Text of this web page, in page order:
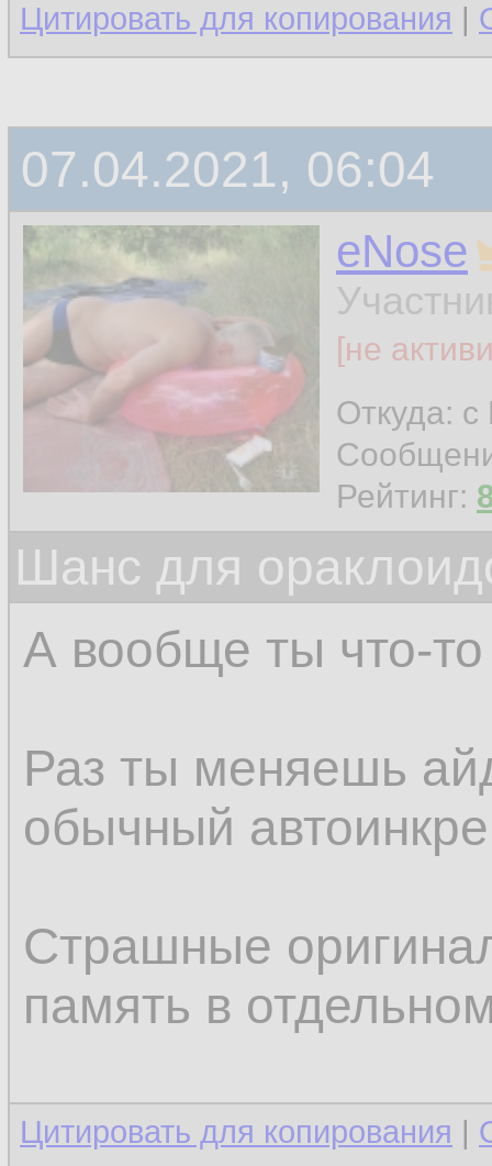
Цитировать для копирования |
07.04.2021, 06:04
eNose
[не
Откуда: с
Рейтинг:
Шанс для
А вообще ты что-
Раз ты меняешь
обычный
Страшные
память в
Цитировать для копирования |